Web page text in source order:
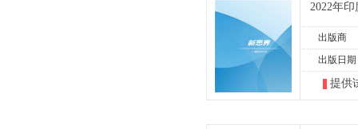
2022年
出版商
出版日期
提供